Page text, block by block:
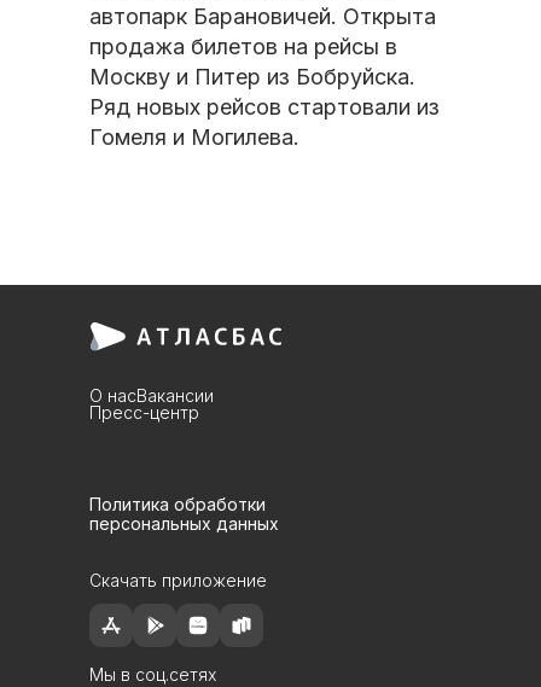
автопарк Барановичей. Открыта
продажа билетов на рейсы в
Москву и Питер из Бобруйска.
Ряд новых рейсов стартовали из
Гомеля и Могилева.
Политика обработки
персональных данных
О насВакансии
Пресс-центр
Скачать приложение
Мы в соц.сетях